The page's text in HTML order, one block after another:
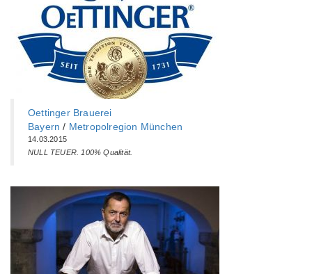
Oettinger Brauerei
Bayern / Metropolregion München
14.03.2015
NULL TEUER. 100% Qualität.